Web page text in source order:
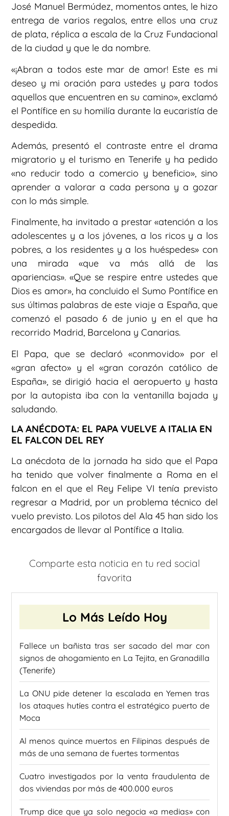
José Manuel Bermúdez, momentos antes, le hizo
entrega de varios regalos, entre ellos una cruz
de plata, réplica a escala de la Cruz Fundacional
de la ciudad y que le da nombre.
«¡Abran a todos este mar de amor! Este es mi
deseo y mi oración para ustedes y para todos
aquellos que encuentren en su camino», exclamó
el Pontífice en su homilía durante la eucaristía de
despedida.
Además, presentó el contraste entre el drama
migratorio y el turismo en Tenerife y ha pedido
«no reducir todo a comercio y beneficio», sino
aprender a valorar a cada persona y a gozar
con lo más simple.
Finalmente, ha invitado a prestar «atención a los
adolescentes y a los jóvenes, a los ricos y a los
pobres, a los residentes y a los huéspedes» con
una mirada «que va más allá de las
apariencias». «Que se respire entre ustedes que
Dios es amor», ha concluido el Sumo Pontífice en
sus últimas palabras de este viaje a España, que
comenzó el pasado 6 de junio y en el que ha
recorrido Madrid, Barcelona y Canarias.
El Papa, que se declaró «conmovido» por el
«gran afecto» y el «gran corazón católico de
España», se dirigió hacia el aeropuerto y hasta
por la autopista iba con la ventanilla bajada y
saludando.
LA ANÉCDOTA: EL PAPA VUELVE A ITALIA EN
EL FALCON DEL REY
La anécdota de la jornada ha sido que el Papa
ha tenido que volver finalmente a Roma en el
falcon en el que el Rey Felipe VI tenía previsto
regresar a Madrid, por un problema técnico del
vuelo previsto. Los pilotos del Ala 45 han sido los
encargados de llevar al Pontífice a Italia.
Comparte esta noticia en tu red social
favorita
Lo Más Leído Hoy
Fallece un bañista tras ser sacado del mar con
signos de ahogamiento en La Tejita, en Granadilla
(Tenerife)
La ONU pide detener la escalada en Yemen tras
los ataques hutíes contra el estratégico puerto de
Moca
Al menos quince muertos en Filipinas después de
más de una semana de fuertes tormentas
Cuatro investigados por la venta fraudulenta de
dos viviendas por más de 400.000 euros
Trump dice que ya solo negocia «a medias» con